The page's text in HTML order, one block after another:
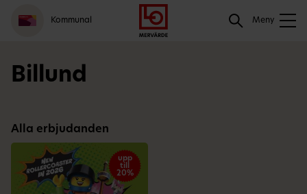
Gå
till
meny
Logga
in
Hoppa
till
innehåll
Kommunal Meny
Sök
Billund
Alla erbjudanden
upp
till
20%